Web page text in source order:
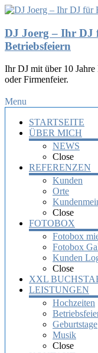
DJ Joerg – Ihr DJ
Betriebsfeiern
Ihr DJ mit über 10
oder Firmenfeier.
Menu
STARTSEITE
ÜBER MICH
NEWS
Close
REFERENZEN
Kunden
Orte
Close
FOTOBOX
Fotobox
Fotobox
Kunden
Close
XXL
LEISTUNGEN
Hochzeiten
Geburtstage
Musik
Close